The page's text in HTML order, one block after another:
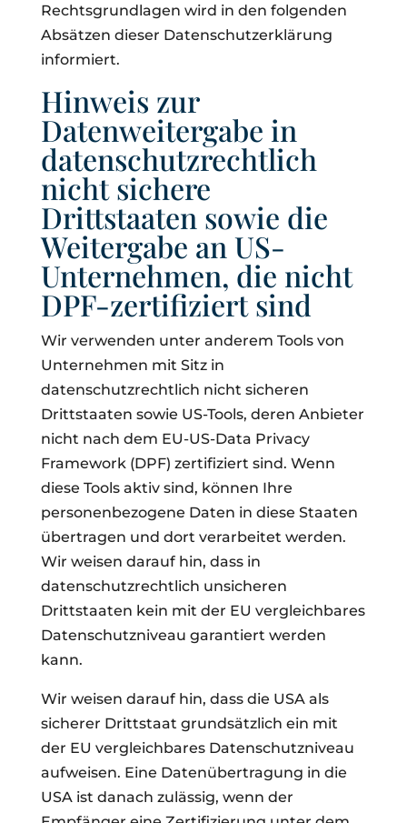
Rechtsgrundlagen wird in den folgenden
Absätzen dieser Datenschutzerklärung
informiert.
Hinweis zur
Datenweitergabe in
datenschutzrechtlich
nicht sichere
Drittstaaten sowie die
Weitergabe an US-
Unternehmen, die nicht
DPF-zertifiziert sind
Wir verwenden unter anderem Tools von
Unternehmen mit Sitz in
datenschutzrechtlich nicht sicheren
Drittstaaten sowie US-Tools, deren Anbieter
nicht nach dem EU-US-Data Privacy
Framework (DPF) zertifiziert sind. Wenn
diese Tools aktiv sind, können Ihre
personenbezogene Daten in diese Staaten
übertragen und dort verarbeitet werden.
Wir weisen darauf hin, dass in
datenschutzrechtlich unsicheren
Drittstaaten kein mit der EU vergleichbares
Datenschutzniveau garantiert werden
kann.
Wir weisen darauf hin, dass die USA als
sicherer Drittstaat grundsätzlich ein mit
der EU vergleichbares Datenschutzniveau
aufweisen. Eine Datenübertragung in die
USA ist danach zulässig, wenn der